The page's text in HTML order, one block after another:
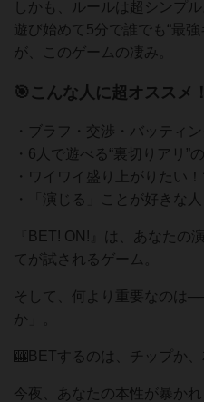
しかも、ルールは超シンプル
遊び始めて5分で誰でも“最
が、このゲームの凄み。
🎯こんな人に超オススメ！
・ブラフ・交渉・バッティン
・6人で遊べる“裏切りアリ”
・ワイワイ盛り上がりたい
・「演じる」ことが好きな人
『BET! ON!』は、あなたの
てが試されるゲーム。
そして、何より重要なのは
か」。
🎰BETするのは、チップか
今夜、あなたの本性が暴かれ